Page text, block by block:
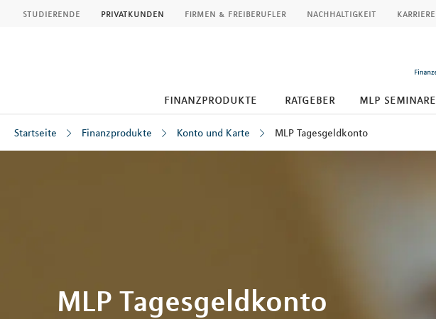
studierende privatkunden firmen & freiberufler nachhaltigkeit karriere
finanzprodukte ratgeber mlp seminare
Startseite Finanzprodukte Konto und Karte MLP Tagesgeldkonto
MLP Tagesgeldkonto